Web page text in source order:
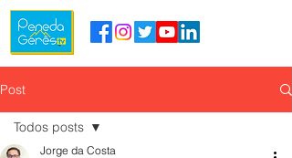
Post
Todos posts
Jorge da Costa